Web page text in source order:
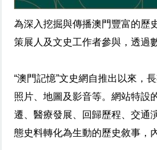
為深入挖掘與傳播澳門豐富的歷
策展人及文史工作者參與，透過
“澳門記憶”文史網自推出以來，
照片、地圖及影音等。網站特設
遷、醫療發展、回歸歷程、交通
態史料轉化為生動的歷史敘事，